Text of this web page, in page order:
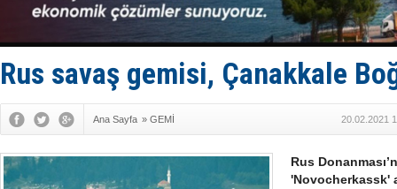
TAYK -
İstanbul
İngiliz
Rus savaş gemisi, Çanakkale
Ana Sayfa » GEMİ 20.02.2021
Rus
'Novocherkassk'